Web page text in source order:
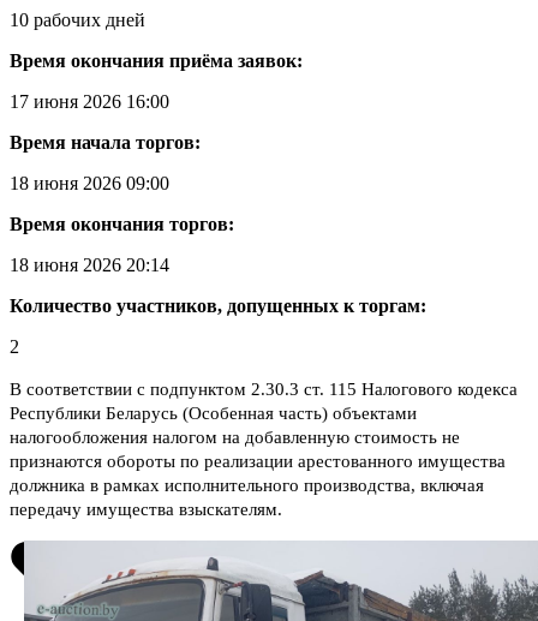
10 рабочих дней
Время окончания приёма заявок:
17 июня 2026 16:00
Время начала торгов:
18 июня 2026 09:00
Время окончания торгов:
18 июня 2026 20:14
Количество участников, допущенных к торгам:
2
В соответствии с подпунктом 2.30.3 ст. 115 Налогового кодекса
Республики Беларусь (Особенная часть) объектами
налогообложения налогом на добавленную стоимость не
признаются обороты по реализации арестованного имущества
должника в рамках исполнительного производства, включая
передачу имущества взыскателям.